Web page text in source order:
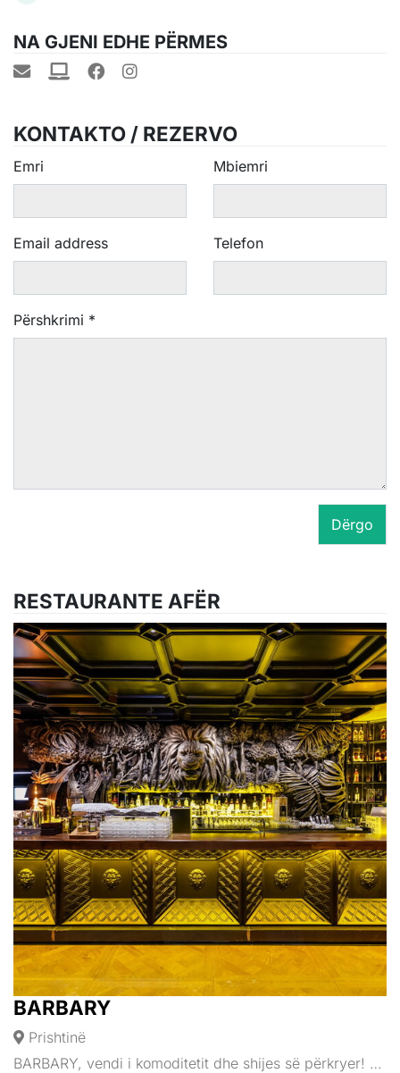
NA GJENI EDHE PËRMES
KONTAKTO / REZERVO
Emri Mbiemri
Email address Telefon
Përshkrimi *
Dërgo
RESTAURANTE AFËR
BARBARY
Prishtinë
BARBARY, vendi i komoditetit dhe shijes së përkryer! …